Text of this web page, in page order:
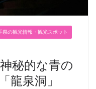
県の観光情報・観光スポット
秘的な青の
龍泉洞」